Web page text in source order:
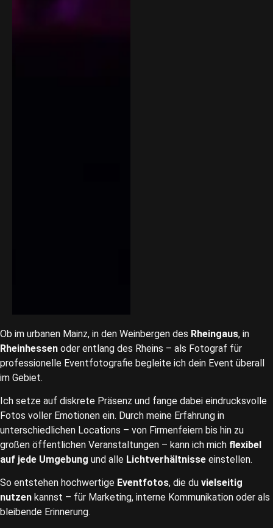
Ob im urbanen Mainz, in den Weinbergen des Rheingaus, in
Rheinhessen oder entlang des Rheins – als Fotograf für
professionelle Eventfotografie begleite ich dein Event überall
im Gebiet.
Ich setze auf diskrete Präsenz und fange dabei eindrucksvolle
Fotos voller Emotionen ein. Durch meine Erfahrung in
unterschiedlichen Locations – von Firmenfeiern bis hin zu
großen öffentlichen Veranstaltungen – kann ich mich flexibel
auf jede Umgebung und alle Lichtverhältnisse einstellen.
So entstehen hochwertige Eventfotos, die du vielseitig
nutzen kannst – für Marketing, interne Kommunikation oder als
bleibende Erinnerung.